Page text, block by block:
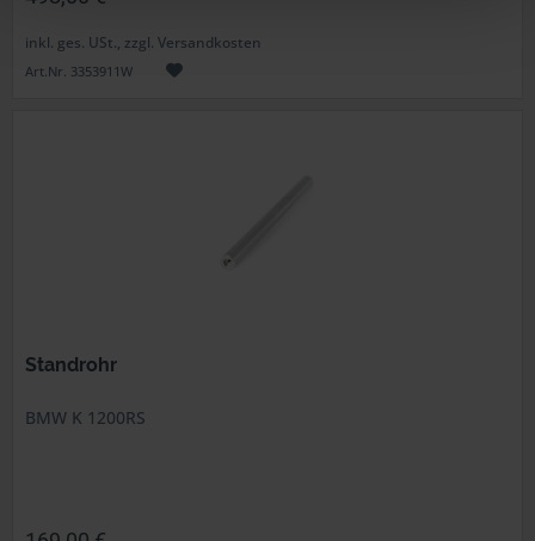
inkl. ges. USt., zzgl. Versandkosten
Art.Nr. 3353911W
Standrohr
BMW K 1200RS